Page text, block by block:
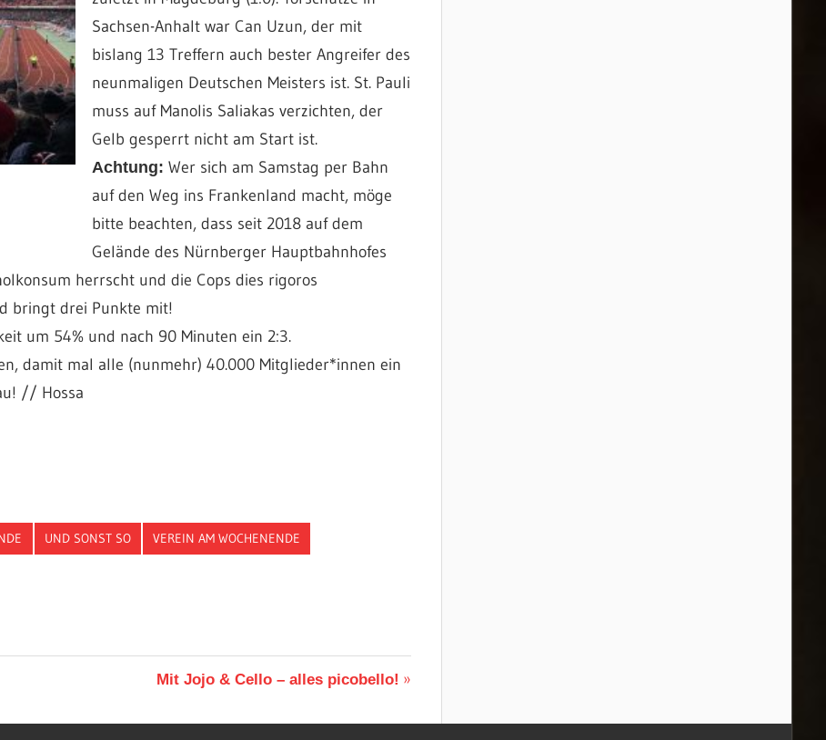
Sachsen-Anhalt war Can Uzun, der mit
bislang 13 Treffern auch bester Angreifer des
neunmaligen Deutschen Meisters ist. St. Pauli
muss auf Manolis Saliakas verzichten, der
Gelb gesperrt nicht am Start ist.
Achtung: Wer sich am Samstag per Bahn
auf den Weg ins Frankenland macht, möge
bitte beachten, dass seit 2018 auf dem
Gelände des Nürnberger Hauptbahnhofes
herrscht und die Cops dies rigoros
bringt drei Punkte mit!
um 54% und nach 90 Minuten ein 2:3.
damit mal alle (nunmehr) 40.000 Mitglieder*innen ein
// Hossa
UND SONST SO VEREIN AM WOCHENENDE
Nächster
Mit Jojo & Cello – alles picobello!